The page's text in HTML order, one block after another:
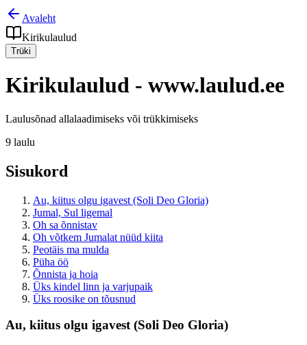
Avaleht
Kirikulaulud
Trüki
Kirikulaulud - www.laulud.ee
Laulusõnad allalaadimiseks või trükkimiseks
9 laulu
Sisukord
Au, kiitus olgu igavest (Soli Deo Gloria)
Jumal, Sul ligemal
Oh sa õnnistav
Oh võtkem Jumalat nüüd kiita
Peotäis ma mulda
Püha öö
Õnnista ja hoia
Üks kindel linn ja varjupaik
Üks roosike on tõusnud
Au, kiitus olgu igavest (Soli Deo Gloria)